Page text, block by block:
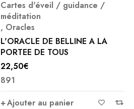
Cartes d'éveil / guidance /
méditation
, Oracles
L'ORACLE DE BELLINE A LA
PORTEE DE TOUS
22,50€
891
Ajouter au panier